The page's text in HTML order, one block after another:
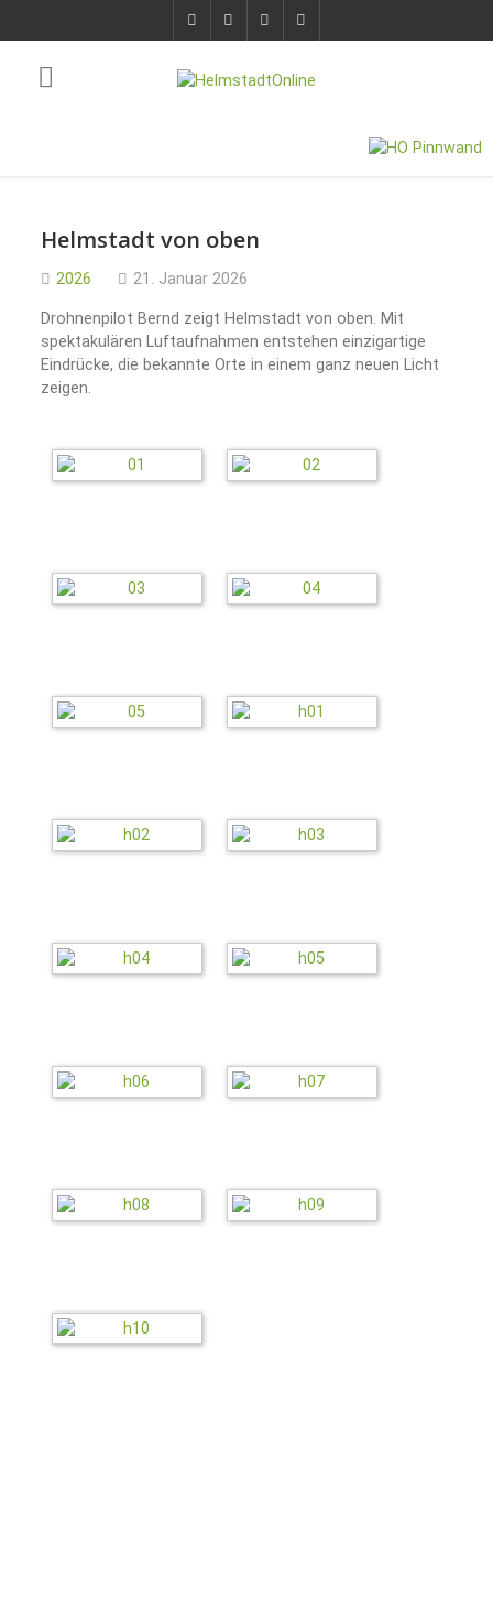
Helmstadt von oben
2026 21. Januar 2026
Drohnenpilot Bernd zeigt Helmstadt von oben. Mit
spektakulären Luftaufnahmen entstehen einzigartige
Eindrücke, die bekannte Orte in einem ganz neuen Licht
zeigen.